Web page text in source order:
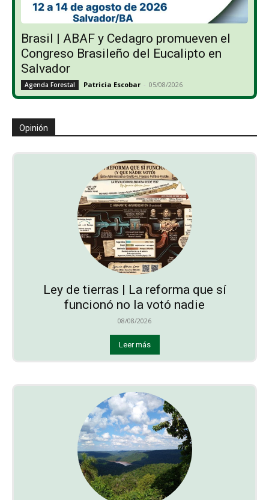
Brasil | ABAF y Cedagro promueven el
Congreso Brasileño del Eucalipto en
Salvador
Agenda Forestal Patricia Escobar - 05/08/2026
Opinión
Ley de tierras | La reforma que sí
funcionó no la votó nadie
08/08/2026
Leer más